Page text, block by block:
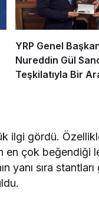
YRP Genel
Nureddin Gül
Teşkilatıyla Bir
ilgi gördü.
en çok beğendiği
yanı sıra